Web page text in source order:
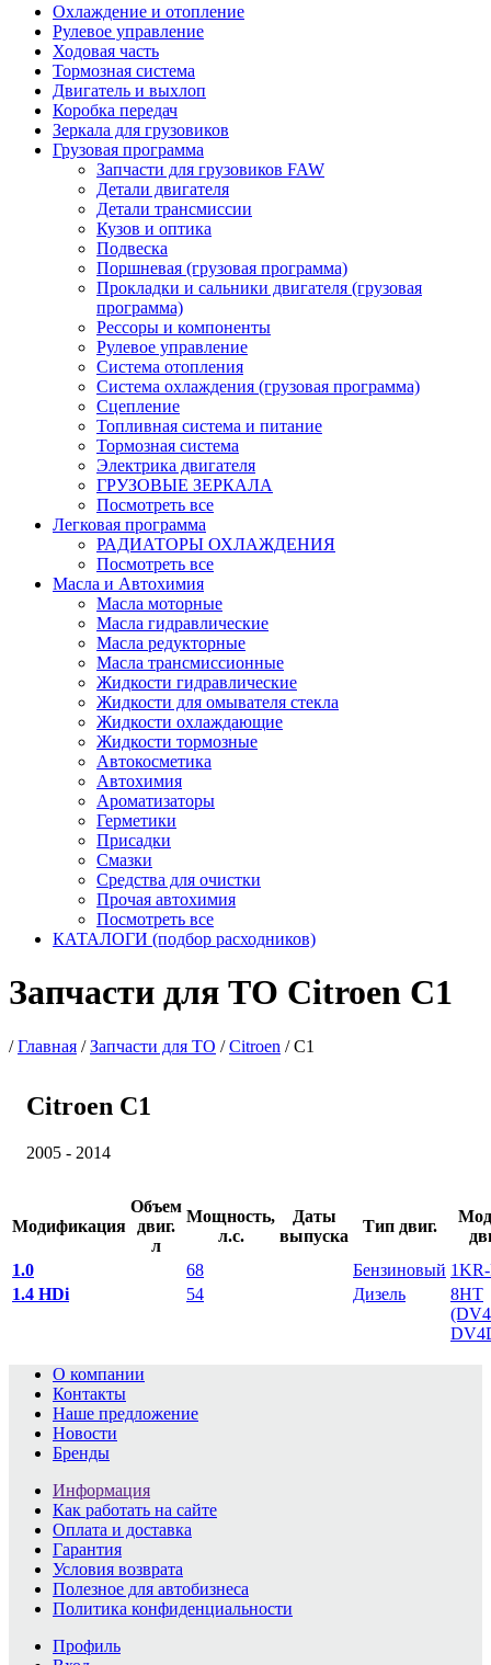
Охлаждение и отопление
Рулевое управление
Ходовая часть
Тормозная система
Двигатель и выхлоп
Коробка передач
Зеркала для грузовиков
Грузовая программа
Запчасти для грузовиков FAW
Детали двигателя
Детали трансмиссии
Кузов и оптика
Подвеска
Поршневая (грузовая программа)
Прокладки и сальники двигателя (грузовая
программа)
Рессоры и компоненты
Рулевое управление
Система отопления
Система охлаждения (грузовая программа)
Сцепление
Топливная система и питание
Тормозная система
Электрика двигателя
ГРУЗОВЫЕ ЗЕРКАЛА
Посмотреть все
Легковая программа
РАДИАТОРЫ ОХЛАЖДЕНИЯ
Посмотреть все
Масла и Автохимия
Масла моторные
Масла гидравлические
Масла редукторные
Масла трансмиссионные
Жидкости гидравлические
Жидкости для омывателя стекла
Жидкости охлаждающие
Жидкости тормозные
Автокосметика
Автохимия
Ароматизаторы
Герметики
Присадки
Смазки
Средства для очистки
Прочая автохимия
Посмотреть все
КАТАЛОГИ (подбор расходников)
Запчасти для ТО Citroen C1
/Главная /Запчасти для ТО /Citroen /C1
Citroen C1
2005 - 2014
Модификация
Объем
двиг.
л
Мощность,
л.с.
Даты
выпуска
Тип двиг.
1.0
68 Бензиновый
1.4 HDi
54 Дизель
8HT
О компании
Контакты
Наше предложение
Новости
Бренды
Информация
Как работать на сайте
Оплата и доставка
Гарантия
Условия возврата
Полезное для автобизнеса
Политика конфиденциальности
Профиль